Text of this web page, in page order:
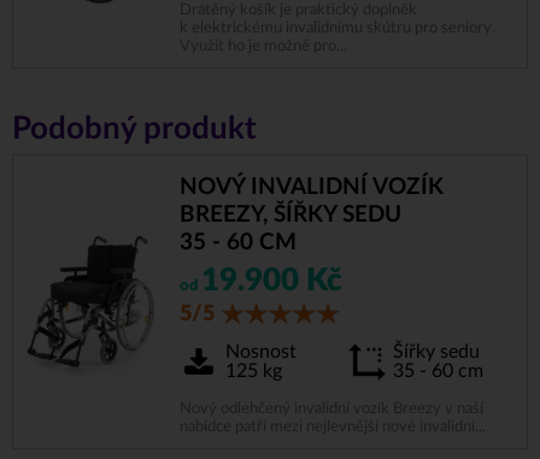
Podobný produkt
NOVÝ INVALIDNÍ VOZÍK
BREEZY, ŠÍŘKY SEDU
35 - 60 CM
od 19.900 Kč
5/5
Nosnost
125 kg
Šířky sedu
35 - 60 cm
Nový odlehčený invalidní vozík Breezy v naší
nabídce patří mezi nejlevnější nové invalidní...
Drátěný košík je praktický doplněk
k elektrickému invalidnímu skútru pro seniory.
Využít ho je možné pro...